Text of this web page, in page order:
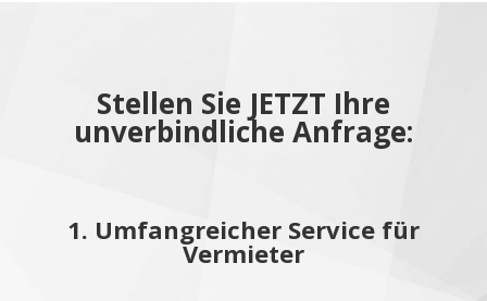
Stellen Sie JETZT Ihre
unverbindliche Anfrage:
1. Umfangreicher Service für
Vermieter